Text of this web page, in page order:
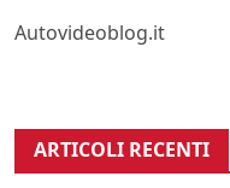
Autovideoblog.it
ARTICOLI RECENTI